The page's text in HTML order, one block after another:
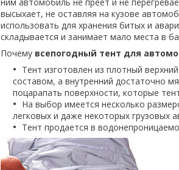
высыхает, не оставляя на кузове
использовать для хранения битых и
складывается и занимает мало места в
Почему всепогодный тент для
Тент изготовлен из плотный
составом, а внутренний достаточно
поцарапать поверхности, которые
На выбор имеется несколько
легковых и даже некоторых грузовых
Тент продается в